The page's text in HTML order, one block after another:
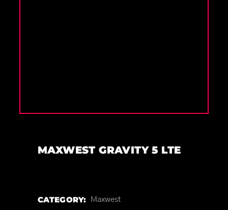
MAXWEST GRAVITY 5 LTE
CATEGORY: Maxwest